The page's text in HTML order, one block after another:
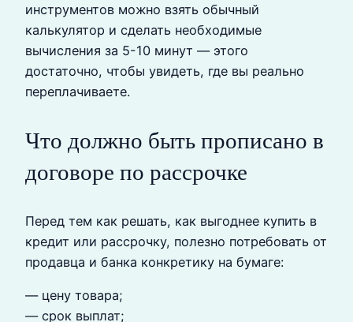
инструментов можно взять обычный
калькулятор и сделать необходимые
вычисления за 5-10 минут — этого
достаточно, чтобы увидеть, где вы реально
переплачиваете.
Что должно быть прописано в
договоре по рассрочке
Перед тем как решать, как выгоднее купить в
кредит или рассрочку, полезно потребовать от
продавца и банка конкретику на бумаге:
— цену товара;
— срок выплат;